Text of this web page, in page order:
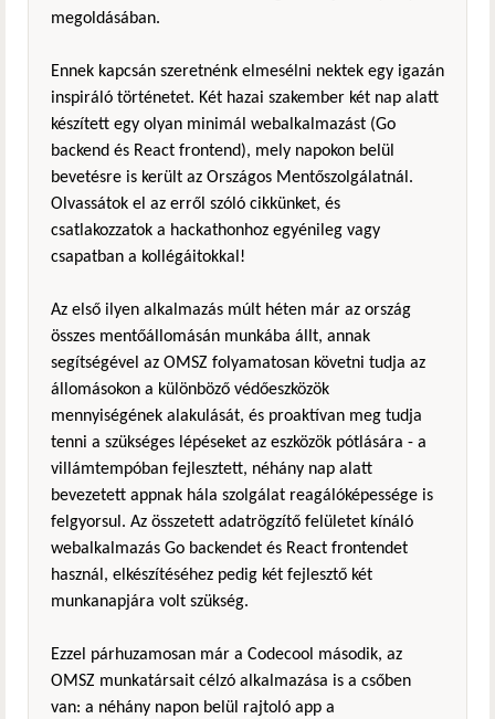
megoldásában.
Ennek kapcsán szeretnénk elmesélni nektek egy igazán
inspiráló történetet. Két hazai szakember két nap alatt
készített egy olyan minimál webalkalmazást (Go
backend és React frontend), mely napokon belül
bevetésre is került az Országos Mentőszolgálatnál.
Olvassátok el az erről szóló cikkünket, és
csatlakozzatok a hackathonhoz egyénileg vagy
csapatban a kollégáitokkal!
Az első ilyen alkalmazás múlt héten már az ország
összes mentőállomásán munkába állt, annak
segítségével az OMSZ folyamatosan követni tudja az
állomásokon a különböző védőeszközök
mennyiségének alakulását, és proaktívan meg tudja
tenni a szükséges lépéseket az eszközök pótlására - a
villámtempóban fejlesztett, néhány nap alatt
bevezetett appnak hála szolgálat reagálóképessége is
felgyorsul. Az összetett adatrögzítő felületet kínáló
webalkalmazás Go backendet és React frontendet
használ, elkészítéséhez pedig két fejlesztő két
munkanapjára volt szükség.
Ezzel párhuzamosan már a Codecool második, az
OMSZ munkatársait célzó alkalmazása is a csőben
van: a néhány napon belül rajtoló app a